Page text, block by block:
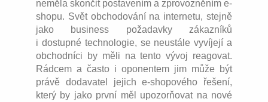
neměla skončit postavením a zprovozněním e-
shopu. Svět obchodování na internetu, stejně
jako business požadavky zákazníků
i dostupné technologie, se neustále vyvíjejí a
obchodníci by měli na tento vývoj reagovat.
Rádcem a často i oponentem jim může být
právě dodavatel jejich e-shopového řešení,
který by jako první měl upozorňovat na nové